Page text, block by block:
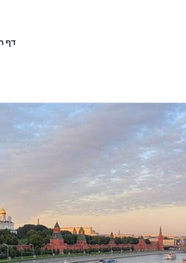
דף